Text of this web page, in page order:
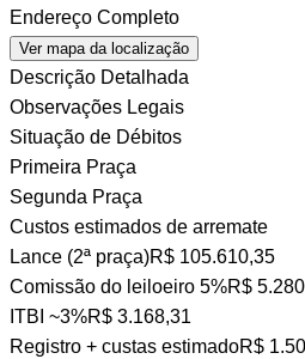
Endereço Completo
Ver mapa da localização
Descrição Detalhada
Observações Legais
Situação de Débitos
Primeira Praça
Segunda Praça
Custos estimados de arremate
Lance (2ª praça)R$ 105.610,35
Comissão do leiloeiro 5%R$
ITBI ~3%R$ 3.168,31
Registro + custas estimadoR$